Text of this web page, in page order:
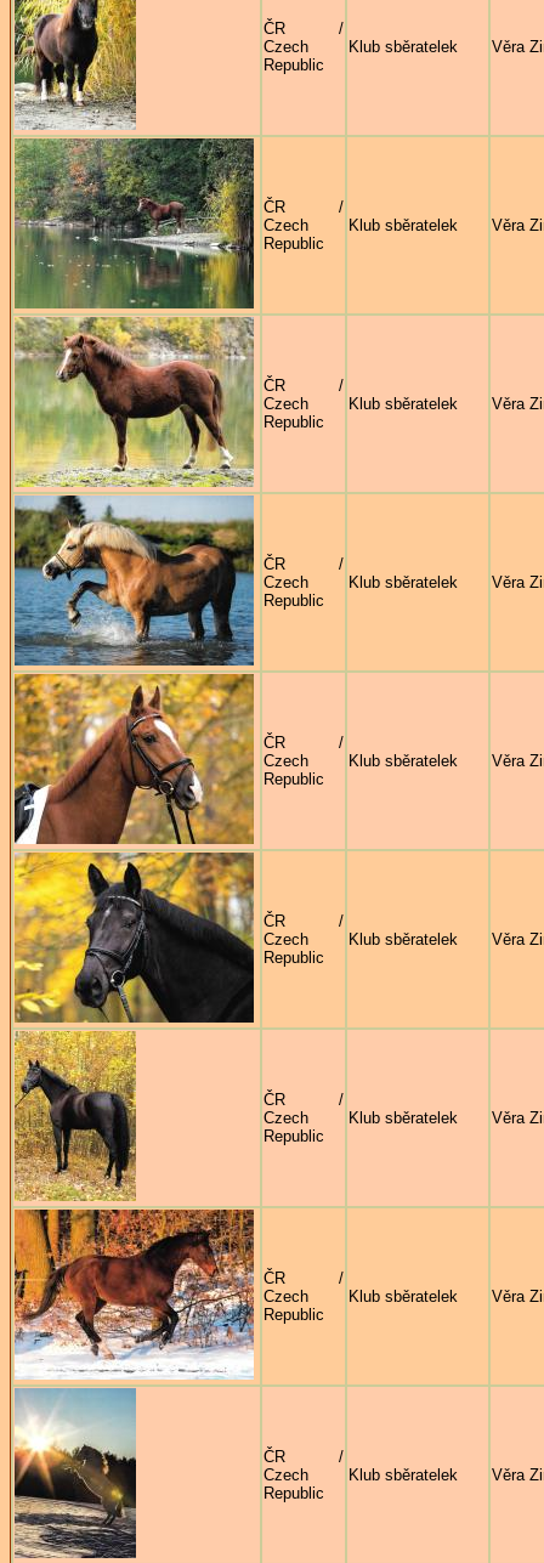
ČR /
Czech
Republic
Klub sběratelek Věra
ČR /
Czech
Republic
Klub sběratelek Věra
ČR /
Czech
Republic
Klub sběratelek Věra
ČR /
Czech
Republic
Klub sběratelek Věra
ČR /
Czech
Republic
Klub sběratelek Věra
ČR /
Czech
Republic
Klub sběratelek Věra
ČR /
Czech
Republic
Klub sběratelek Věra
ČR /
Czech
Republic
Klub sběratelek Věra
ČR /
Czech
Republic
Klub sběratelek Věra